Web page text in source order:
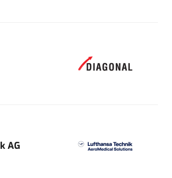
AG